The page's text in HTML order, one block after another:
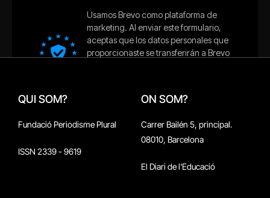
QUI SOM?
Fundació Periodisme Plural
ISSN 2339 - 9619
ON SOM?
Carrer Bailén 5, principal.
08010, Barcelona
El Diari de l'Educació